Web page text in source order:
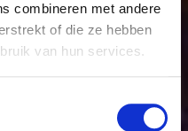
combineren met andere
of die ze hebben
van hun services.